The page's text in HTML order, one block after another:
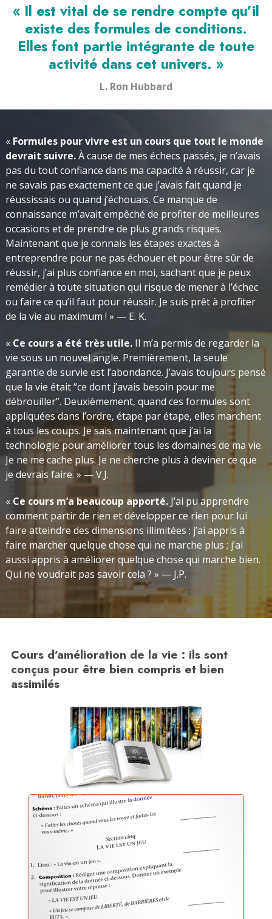
« Il est vital de se rendre compte qu’il
existe des formules de conditions.
Elles font partie intégrante de toute
activité dans cet univers. »
L. Ron Hubbard
« Formules pour vivre est un cours que tout le monde
devrait suivre.À cause de mes échecs passés, je n’avais
pas du tout confiance dans ma capacité à réussir, car je
ne savais pas exactement ce que j’avais fait quand je
réussissais ou quand j’échouais. Ce manque de
connaissance m’avait empêché de profiter de meilleures
occasions et de prendre de plus grands risques.
Maintenant que je connais les étapes exactes à
entreprendre pour ne pas échouer et pour être sûr de
réussir, j’ai plus confiance en moi, sachant que je peux
remédier à toute situation qui risque de mener à l’échec
ou faire ce qu’il faut pour réussir. Je suis prêt à profiter
de la vie au maximum ! » — E. K.
« Ce cours a été très utile. Il m’a permis de regarder la
vie sous un nouvel angle. Premièrement, la seule
garantie de survie est l’abondance. J’avais toujours pensé
que la vie était “ce dont j’avais besoin pour me
débrouiller”. Deuxièmement, quand ces formules sont
appliquées dans l’ordre, étape par étape, elles marchent
à tous les coups. Je sais maintenant que j’ai la
technologie pour améliorer tous les domaines de ma vie.
Je ne me cache plus. Je ne cherche plus à deviner ce que
je devrais faire. » — V.J.
« Ce cours m’a beaucoup apporté. J’ai pu apprendre
comment partir de rien et développer ce rien pour lui
faire atteindre des dimensions illimitées ; j’ai appris à
faire marcher quelque chose qui ne marche plus ; j’ai
aussi appris à améliorer quelque chose qui marche bien.
Qui ne voudrait pas savoir cela ? » — J.P.
Cours d’amélioration de la vie : ils sont
conçus pour être bien compris et bien
assimilés